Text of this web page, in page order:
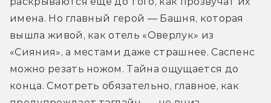
имена. Но главный герой — Башня, которая
вышла живой, как отель «Оверлук» из
«Сияния», а местами даже страшнее. Саспенс
можно резать ножом. Тайна ощущается до
конца. Смотреть обязательно, главное, как